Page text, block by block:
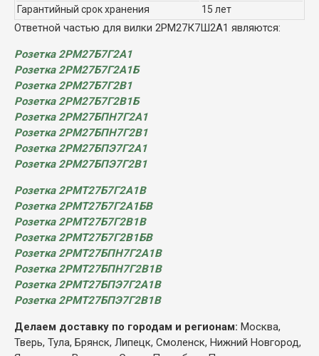
Гарантийный срок хранения 15 лет
Ответной частью для вилки 2РМ27К7Ш2А1 являются:
Розетка 2РМ27Б7Г2А1
Розетка 2РМ27Б7Г2А1Б
Розетка 2РМ27Б7Г2В1
Розетка 2РМ27Б7Г2В1Б
Розетка 2РМ27БПН7Г2А1
Розетка 2РМ27БПН7Г2В1
Розетка 2РМ27БПЭ7Г2А1
Розетка 2РМ27БПЭ7Г2В1
Розетка 2РМТ27Б7Г2А1В
Розетка 2РМТ27Б7Г2А1БВ
Розетка 2РМТ27Б7Г2В1В
Розетка 2РМТ27Б7Г2В1БВ
Розетка 2РМТ27БПН7Г2А1В
Розетка 2РМТ27БПН7Г2В1В
Розетка 2РМТ27БПЭ7Г2А1В
Розетка 2РМТ27БПЭ7Г2В1В
Делаем доставку по городам и регионам: Москва,
Тверь, Тула, Брянск, Липецк, Смоленск, Нижний Новгород,